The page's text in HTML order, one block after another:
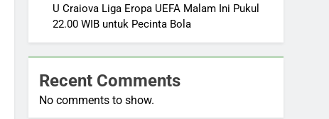
U Craiova Liga Eropa UEFA Malam Ini Pukul
22.00 WIB untuk Pecinta Bola
Recent Comments
No comments to show.